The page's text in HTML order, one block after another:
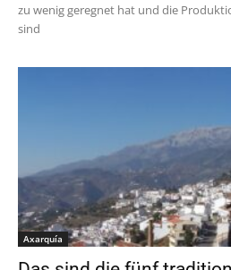
zu wenig geregnet hat und die
sind
Axarquía